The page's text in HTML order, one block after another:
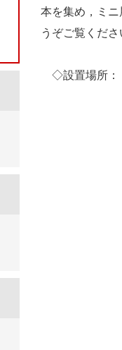
本を集め，ミ
うぞご覧くださ
◇設置場所：